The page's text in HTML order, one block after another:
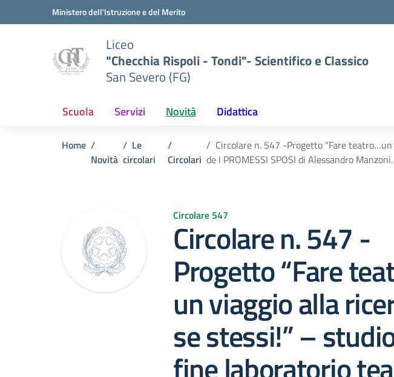
Vai ai contenuti
Vai al menu di navigazioneMinistero dell'Istruzione e del Merito
Liceo
"Checchia Rispoli - Tondi"- Scientifico e Classico
San Severo (FG)
Scuola Servizi Novità Didattica
Home
Novità
Le
circolari
Circolari
Circolare n. 547 -Progetto “Fare
de I PROMESSI SPOSI di Alessandro Manzoni.
Circolare 547
Circolare n. 547 -
Progetto “Fare
un viaggio alla
se stessi!” –